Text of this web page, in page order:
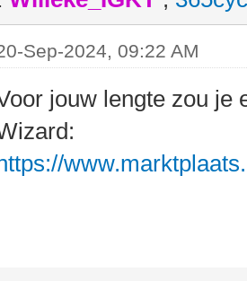
Sep-2024, 09:22 AM
jouw lengte zou je